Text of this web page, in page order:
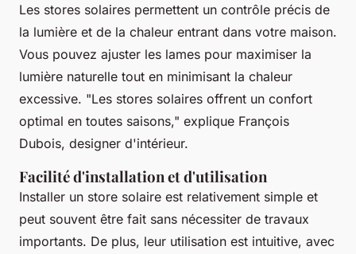
Les stores solaires permettent un contrôle précis de
la lumière et de la chaleur entrant dans votre maison.
Vous pouvez ajuster les lames pour maximiser la
lumière naturelle tout en minimisant la chaleur
excessive. "Les stores solaires offrent un confort
optimal en toutes saisons," explique François
Dubois, designer d'intérieur.
Facilité d'installation et d'utilisation
Installer un store solaire est relativement simple et
peut souvent être fait sans nécessiter de travaux
importants. De plus, leur utilisation est intuitive, avec